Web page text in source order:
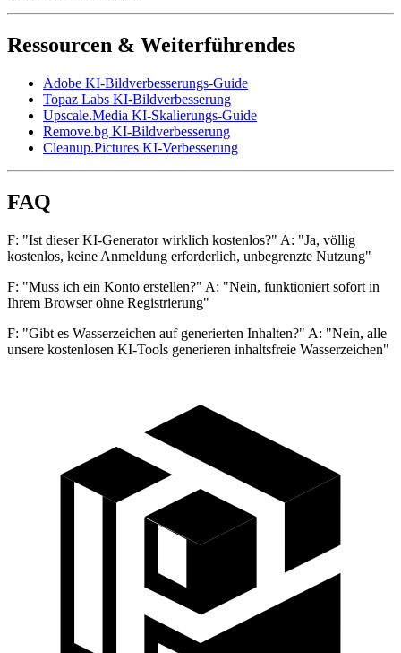
Ressourcen & Weiterführendes
Adobe KI-Bildverbesserungs-Guide
Topaz Labs KI-Bildverbesserung
Upscale.Media KI-Skalierungs-Guide
Remove.bg KI-Bildverbesserung
Cleanup.Pictures KI-Verbesserung
FAQ
F: "Ist dieser KI-Generator wirklich kostenlos?" A: "Ja, völlig
kostenlos, keine Anmeldung erforderlich, unbegrenzte Nutzung"
F: "Muss ich ein Konto erstellen?" A: "Nein, funktioniert sofort in
Ihrem Browser ohne Registrierung"
F: "Gibt es Wasserzeichen auf generierten Inhalten?" A: "Nein, alle
unsere kostenlosen KI-Tools generieren inhaltsfreie Wasserzeichen"